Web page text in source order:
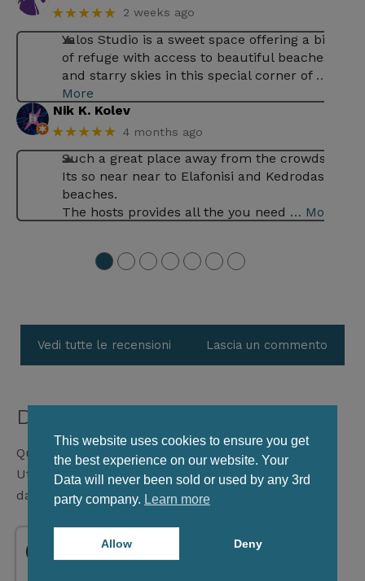
This website uses cookies to ensure you get
the best experience on our website. Your
Data will never been sold or used by any 3rd
party company. Learn more
Allow Deny
★★★★★ 2 weeks ago
Yalos Studio is a sweet space offering a bit
of refuge with access to beautiful beaches
and starry skies in this special corner of …
More
Nik K. Kolev
★★★★★ 4 months ago
Such a great place away from the crowds .
Its so near near to Elafonisi and Kedrodasos
beaches.
The hosts provides all the you need … More
● ● ● ● ● ● ●
Vedi tutte le recensioni Lascia un commento
Disponibilità
Questo calendario mostra solo la disponibilità.
Utilizzate il modulo sottostante per selezionare le
date.
Agosto 2026